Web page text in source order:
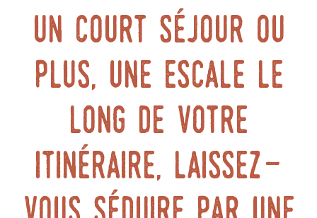
un court séjour ou
plus, une escale le
long de votre
itinéraire, laissez-